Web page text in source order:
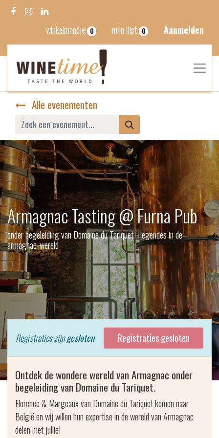
winkelmandje 0 mijn lijst 0 Aanmelden
Alle evenementen
Armagnac Tasting @ Furna Pub
onder begeleiding van Domaine du Tariquet - legendes in de
armagnac-wereld
Registraties zijngesloten Registraties gesloten
Ontdek de wondere wereld van Armagnac onder
begeleiding van Domaine du Tariquet.
Florence & Margeaux van Domaine du Tariquet komen naar
België en wij willen hun expertise in de wereld van Armagnac
delen met jullie!